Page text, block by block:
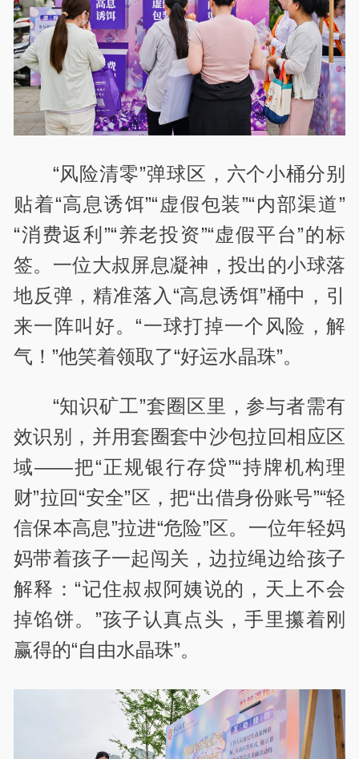
“风险清零”弹球区，六个小桶分别
贴着“高息诱饵”“虚假包装”“内部渠道”
“消费返利”“养老投资”“虚假平台”的标
签。一位大叔屏息凝神，投出的小球落
地反弹，精准落入“高息诱饵”桶中，引
来一阵叫好。“一球打掉一个风险，解
气！”他笑着领取了“好运水晶珠”。
“知识矿工”套圈区里，参与者需有
效识别，并用套圈套中沙包拉回相应区
域——把“正规银行存贷”“持牌机构理
财”拉回“安全”区，把“出借身份账号”“轻
信保本高息”拉进“危险”区。一位年轻妈
妈带着孩子一起闯关，边拉绳边给孩子
解释：“记住叔叔阿姨说的，天上不会
掉馅饼。”孩子认真点头，手里攥着刚
赢得的“自由水晶珠”。